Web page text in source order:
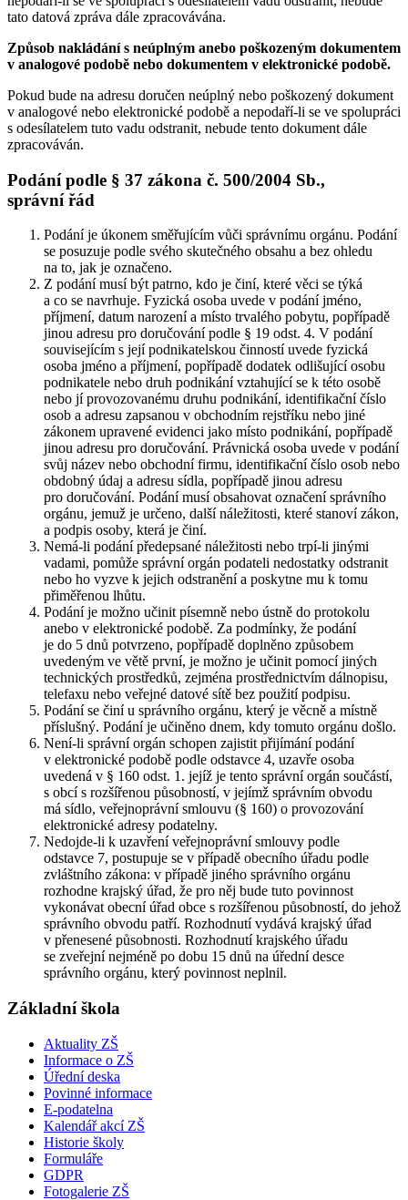
tato datová zpráva dále zpracovávána.
Způsob nakládání s neúplným anebo poškozeným dokumentem
v analogové podobě nebo dokumentem v elektronické podobě.
Pokud bude na adresu doručen neúplný nebo poškozený dokument
v analogové nebo elektronické podobě a nepodaří-li se ve spolupráci
s odesílatelem tuto vadu odstranit, nebude tento dokument dále
zpracováván.
Podání podle § 37 zákona č. 500/2004 Sb.,
správní řád
Podání je úkonem směřujícím vůči správnímu orgánu. Podání
se posuzuje podle svého skutečného obsahu a bez ohledu
na to, jak je označeno.
Z podání musí být patrno, kdo je činí, které věci se týká
a co se navrhuje. Fyzická osoba uvede v podání jméno,
příjmení, datum narození a místo trvalého pobytu, popřípadě
jinou adresu pro doručování podle § 19 odst. 4. V podání
souvisejícím s její podnikatelskou činností uvede fyzická
osoba jméno a příjmení, popřípadě dodatek odlišující osobu
podnikatele nebo druh podnikání vztahující se k této osobě
nebo jí provozovanému druhu podnikání, identifikační číslo
osob a adresu zapsanou v obchodním rejstříku nebo jiné
zákonem upravené evidenci jako místo podnikání, popřípadě
jinou adresu pro doručování. Právnická osoba uvede v podání
svůj název nebo obchodní firmu, identifikační číslo osob nebo
obdobný údaj a adresu sídla, popřípadě jinou adresu
pro doručování. Podání musí obsahovat označení správního
orgánu, jemuž je určeno, další náležitosti, které stanoví zákon,
a podpis osoby, která je činí.
Nemá-li podání předepsané náležitosti nebo trpí-li jinými
vadami, pomůže správní orgán podateli nedostatky odstranit
nebo ho vyzve k jejich odstranění a poskytne mu k tomu
přiměřenou lhůtu.
Podání je možno učinit písemně nebo ústně do protokolu
anebo v elektronické podobě. Za podmínky, že podání
je do 5 dnů potvrzeno, popřípadě doplněno způsobem
uvedeným ve větě první, je možno je učinit pomocí jiných
technických prostředků, zejména prostřednictvím dálnopisu,
telefaxu nebo veřejné datové sítě bez použití podpisu.
Podání se činí u správního orgánu, který je věcně a místně
příslušný. Podání je učiněno dnem, kdy tomuto orgánu došlo.
Není-li správní orgán schopen zajistit přijímání podání
v elektronické podobě podle odstavce 4, uzavře osoba
uvedená v § 160 odst. 1. jejíž je tento správní orgán součástí,
s obcí s rozšířenou působností, v jejímž správním obvodu
má sídlo, veřejnoprávní smlouvu (§ 160) o provozování
elektronické adresy podatelny.
Nedojde-li k uzavření veřejnoprávní smlouvy podle
odstavce 7, postupuje se v případě obecního úřadu podle
zvláštního zákona: v případě jiného správního orgánu
rozhodne krajský úřad, že pro něj bude tuto povinnost
vykonávat obecní úřad obce s rozšířenou působností, do jehož
správního obvodu patří. Rozhodnutí vydává krajský úřad
v přenesené působnosti. Rozhodnutí krajského úřadu
se zveřejní nejméně po dobu 15 dnů na úřední desce
správního orgánu, který povinnost neplnil.
Základní škola
Aktuality ZŠ
Informace o ZŠ
Úřední deska
Povinné informace
E-podatelna
Kalendář akcí ZŠ
Historie školy
Formuláře
GDPR
Fotogalerie ZŠ